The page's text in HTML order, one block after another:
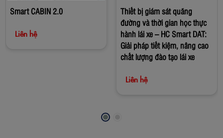
Smart CABIN 2.0
Liên hệ
Thiết bị giám sát quãng
đường và thời gian học thực
hành lái xe – HC Smart DAT:
Giải pháp tiết kiệm, nâng cao
chất lượng đào tạo lái xe
Liên hệ